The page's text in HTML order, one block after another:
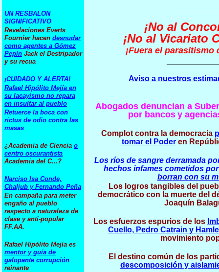
UN RESBALON
SIGNIFICATIVO
Revelaciones Everts
Fournier hacen desnudar
como agentes a Gómez
Pepín Jack el Destripador
y su recua
¡CUIDADO Y ALERTA!
Rafael Hipólito Mejía en
su lacayismo no repara
en insultar al pueblo
Retuerce la boca con
rictus de odio contra las
masas
¿Academia de Ciencia o
centro oscurantista
Academia del C...?
Narciso Isa Conde,
Chaljub y Fernando Peña
En campaña para meter
engaño al pueblo
respecto a naturaleza de
clase y anti-popular
FF.AA.
Rafael Hipólito Mejía es
mentor y guía de
galopante corrupción
reinante
¡No al
¡No al Vicariato
¡Fuera el parasitismo
Aviso a nuestros
Abogados denuncian a
por bancos y
Complot contra la democracia
tomar el Poderen
Los ríos de sangre derramada
hechos infames cometidos
borran con su
Los logros tangibles del
democrático con la muerte del
Joaquín
Los esfuerzos espurios de los
Cuello, Pedro Catrain y
movimiento
El destino común de los
descomposición y